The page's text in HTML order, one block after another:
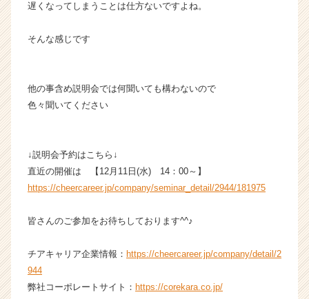
遅くなってしまうことは仕方ないですよね。
そんな感じです
他の事含め説明会では何聞いても構わないので
色々聞いてください
↓説明会予約はこちら↓
直近の開催は 【12月11日(水) 14：00～】
https://cheercareer.jp/company/seminar_detail/2944/181975
皆さんのご参加をお待ちしております^^♪
チアキャリア企業情報： https://cheercareer.jp/company/detail/2
944
弊社コーポレートサイト： https://corekara.co.jp/